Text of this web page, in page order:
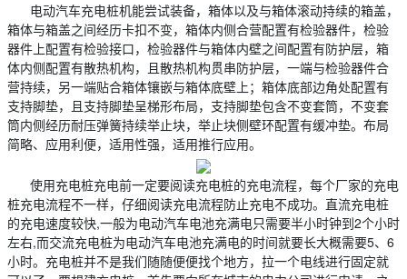
电动汽车充电桩机能尝试装备，箱体以及与箱体滚动持续的箱盖，
箱体与箱盖之间经历卡扣不变，箱体内侧合营配置有检验器件，检验
器件上配置有检验接口，检验器件与箱体内壁之间配置有防护层，箱
体内侧配置有散热机构，且散热机构贯串防护层，一端与检验器件合
营持续，另一端贴合箱体镶嵌与箱体底壁上；箱体底部边角处配置有
支持脚垫，且支持脚垫呈梯形布局，支持脚垫包含不变套筒，不变套
筒内侧经历耐压弹簧持续举止块，举止块侧壁环配置有缓冲垫。布局
简略、应用利便，适用性强，适用推行应用。
使用充电桩充电前一定要阅读充电桩的充电流程，每个厂家的充电
桩充电流程不一样，仔细阅读充电流程防止充电不成功。直流充电桩
的充电速度较快,一般为电动汽车电池充满电只需要半小时钟到2个小时
左右,而交流充电桩为电动汽车电池充满电的时间就要长大概需要5、6
小时。充电桩并不是我们随随便便找个地方，拉一个电线进行固定就